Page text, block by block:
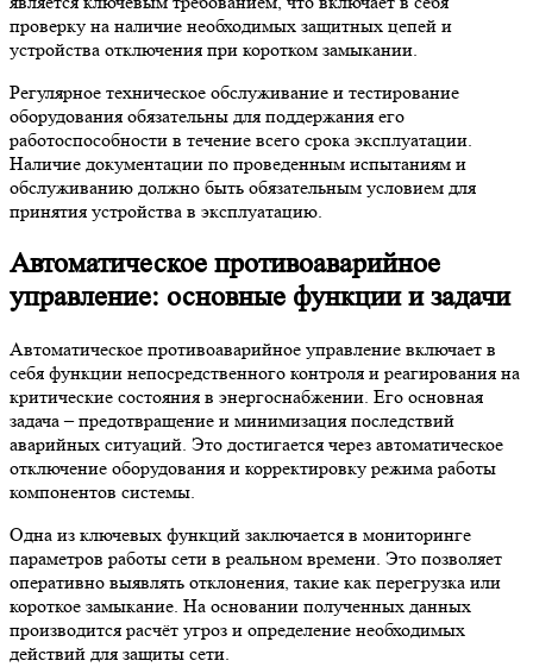
проверку на наличие необходимых защитных цепей и
устройства отключения при коротком замыкании.
Регулярное техническое обслуживание и тестирование
оборудования обязательны для поддержания его
работоспособности в течение всего срока эксплуатации.
Наличие документации по проведенным испытаниям и
обслуживанию должно быть обязательным условием для
принятия устройства в эксплуатацию.
Автоматическое противоаварийное
управление: основные функции и задачи
Автоматическое противоаварийное управление включает в
себя функции непосредственного контроля и реагирования на
критические состояния в энергоснабжении. Его основная
задача – предотвращение и минимизация последствий
аварийных ситуаций. Это достигается через автоматическое
отключение оборудования и корректировку режима работы
компонентов системы.
Одна из ключевых функций заключается в мониторинге
параметров работы сети в реальном времени. Это позволяет
оперативно выявлять отклонения, такие как перегрузка или
короткое замыкание. На основании полученных данных
производится расчёт угроз и определение необходимых
действий для защиты сети.